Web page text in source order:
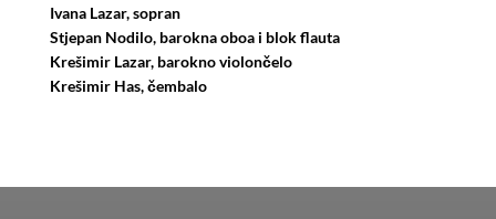
Ivana Lazar, sopran
Stjepan Nodilo, barokna oboa i blok flauta
Krešimir Lazar, barokno violončelo
Krešimir Has, čembalo